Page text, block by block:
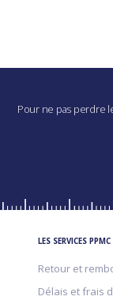
Pour ne pas perdre
LES SERVICES PPMC
Retour et
Délais et frais